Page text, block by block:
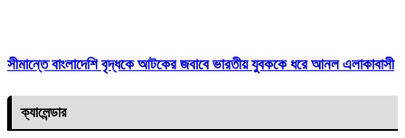
সীমান্তে বাংলাদেশি বৃদ্ধকে আটকের জবাবে ভারতীয় যুবককে ধরে আনল এলাকাবাসী
ক্যালেন্ডার